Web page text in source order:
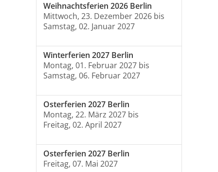
Weihnachtsferien 2026 Berlin
Mittwoch, 23. Dezember 2026 bis
Samstag, 02. Januar 2027
Winterferien 2027 Berlin
Montag, 01. Februar 2027 bis
Samstag, 06. Februar 2027
Osterferien 2027 Berlin
Montag, 22. März 2027 bis
Freitag, 02. April 2027
Osterferien 2027 Berlin
Freitag, 07. Mai 2027